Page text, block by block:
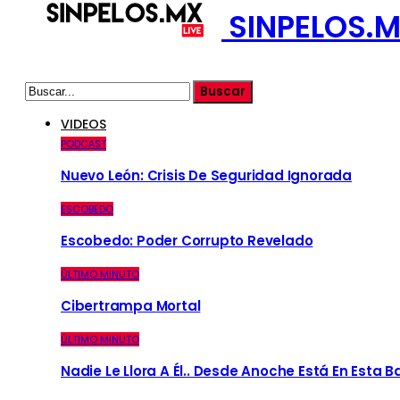
VIDEOS
PODCAST
Nuevo León: Crisis De Seguridad Ignorada
ESCOBEDO
Escobedo: Poder Corrupto Revelado
ÚLTIMO MINUTO
Cibertrampa Mortal
ÚLTIMO MINUTO
Nadie Le Llora A Él.. Desde Anoche Está En Esta